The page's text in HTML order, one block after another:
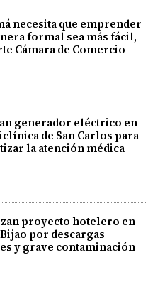
necesita que emprender
formal sea más fácil,
Cámara de Comercio
generador eléctrico en
de San Carlos para
la atención médica
proyecto hotelero en
por descargas
y grave contaminación